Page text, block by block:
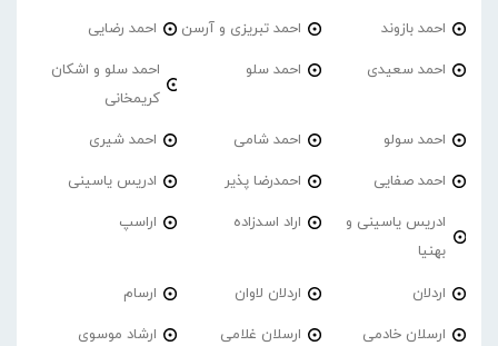
احمد بازوند احمد تبریزی و آرسن احمد‌ رضایی
احمد سعیدی احمد سلو
احمد سلو و اشکان
کریمخانی
احمد سولو احمد شامی احمد شیری
احمد صفایی احمدرضا پذیر ادریس یاسینی
ادریس یاسینی و
بهنیا
اراد اسدزاده اراسپ
اردلان اردلان لاوان ارسام
ارسلان خادمی ارسلان غلامی ارشاد موسوی